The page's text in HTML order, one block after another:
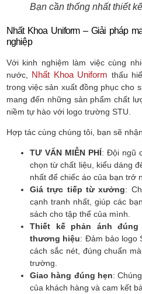
Bạn cần thống nhất thiết
Nhất Khoa Uniform – Giải pháp
nghiệp
Với kinh nghiệm làm việc cùng
nước, Nhất Khoa Uniform thấu
trong việc sản xuất đồng phục cho
mang đến những sản phẩm chất
niềm tự hào với logo trường STU.
Hợp tác cùng chúng tôi, bạn sẽ
TƯ VẤN MIỄN PHÍ: Đội ngũ
chọn từ chất liệu, kiểu dáng
nhất để chiếc áo của bạn trở
Giá trực tiếp từ xưởng:
cạnh tranh nhất, giúp các
sách cho tập thể của mình.
Thiết kế phản ánh
thương hiệu: Đảm bảo logo
cách sắc nét, đúng chuẩn
trường.
Giao hàng đúng hẹn:
của khách hàng và cam kết